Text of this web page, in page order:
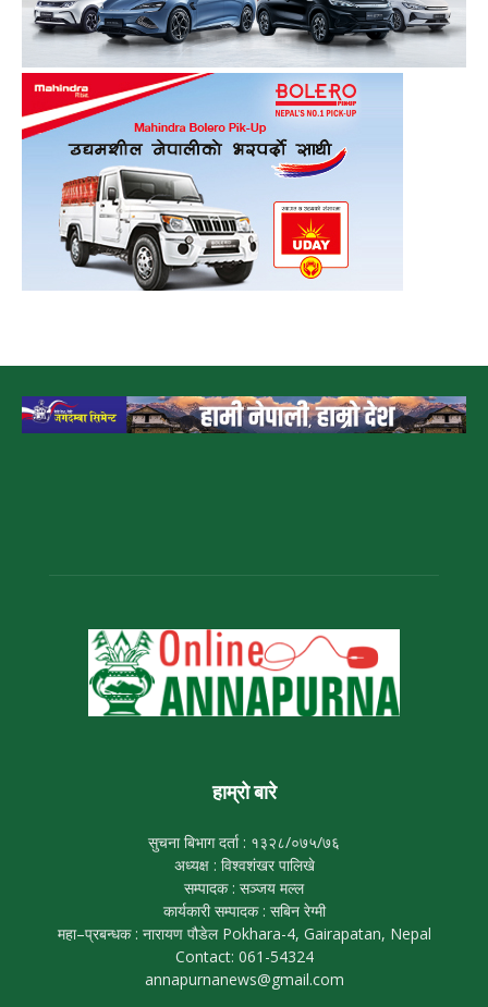
हाम्रो बारे
सुचना बिभाग दर्ता : १३२८/०७५/७६
अध्यक्ष : विश्वशंखर पालिखे
सम्पादक : सञ्जय मल्ल
कार्यकारी सम्पादक : सबिन रेग्मी
महा–प्रबन्धक : नारायण पौडेल Pokhara-4, Gairapatan, Nepal
Contact: 061-54324
annapurnanews@gmail.com